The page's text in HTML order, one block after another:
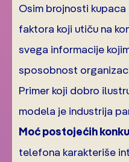
Osim brojnosti
faktora koji utiču na
svega informacije
sposobnost
Primer koji dobro
modela je industrija
Moć postojećih
telefona karakteriše